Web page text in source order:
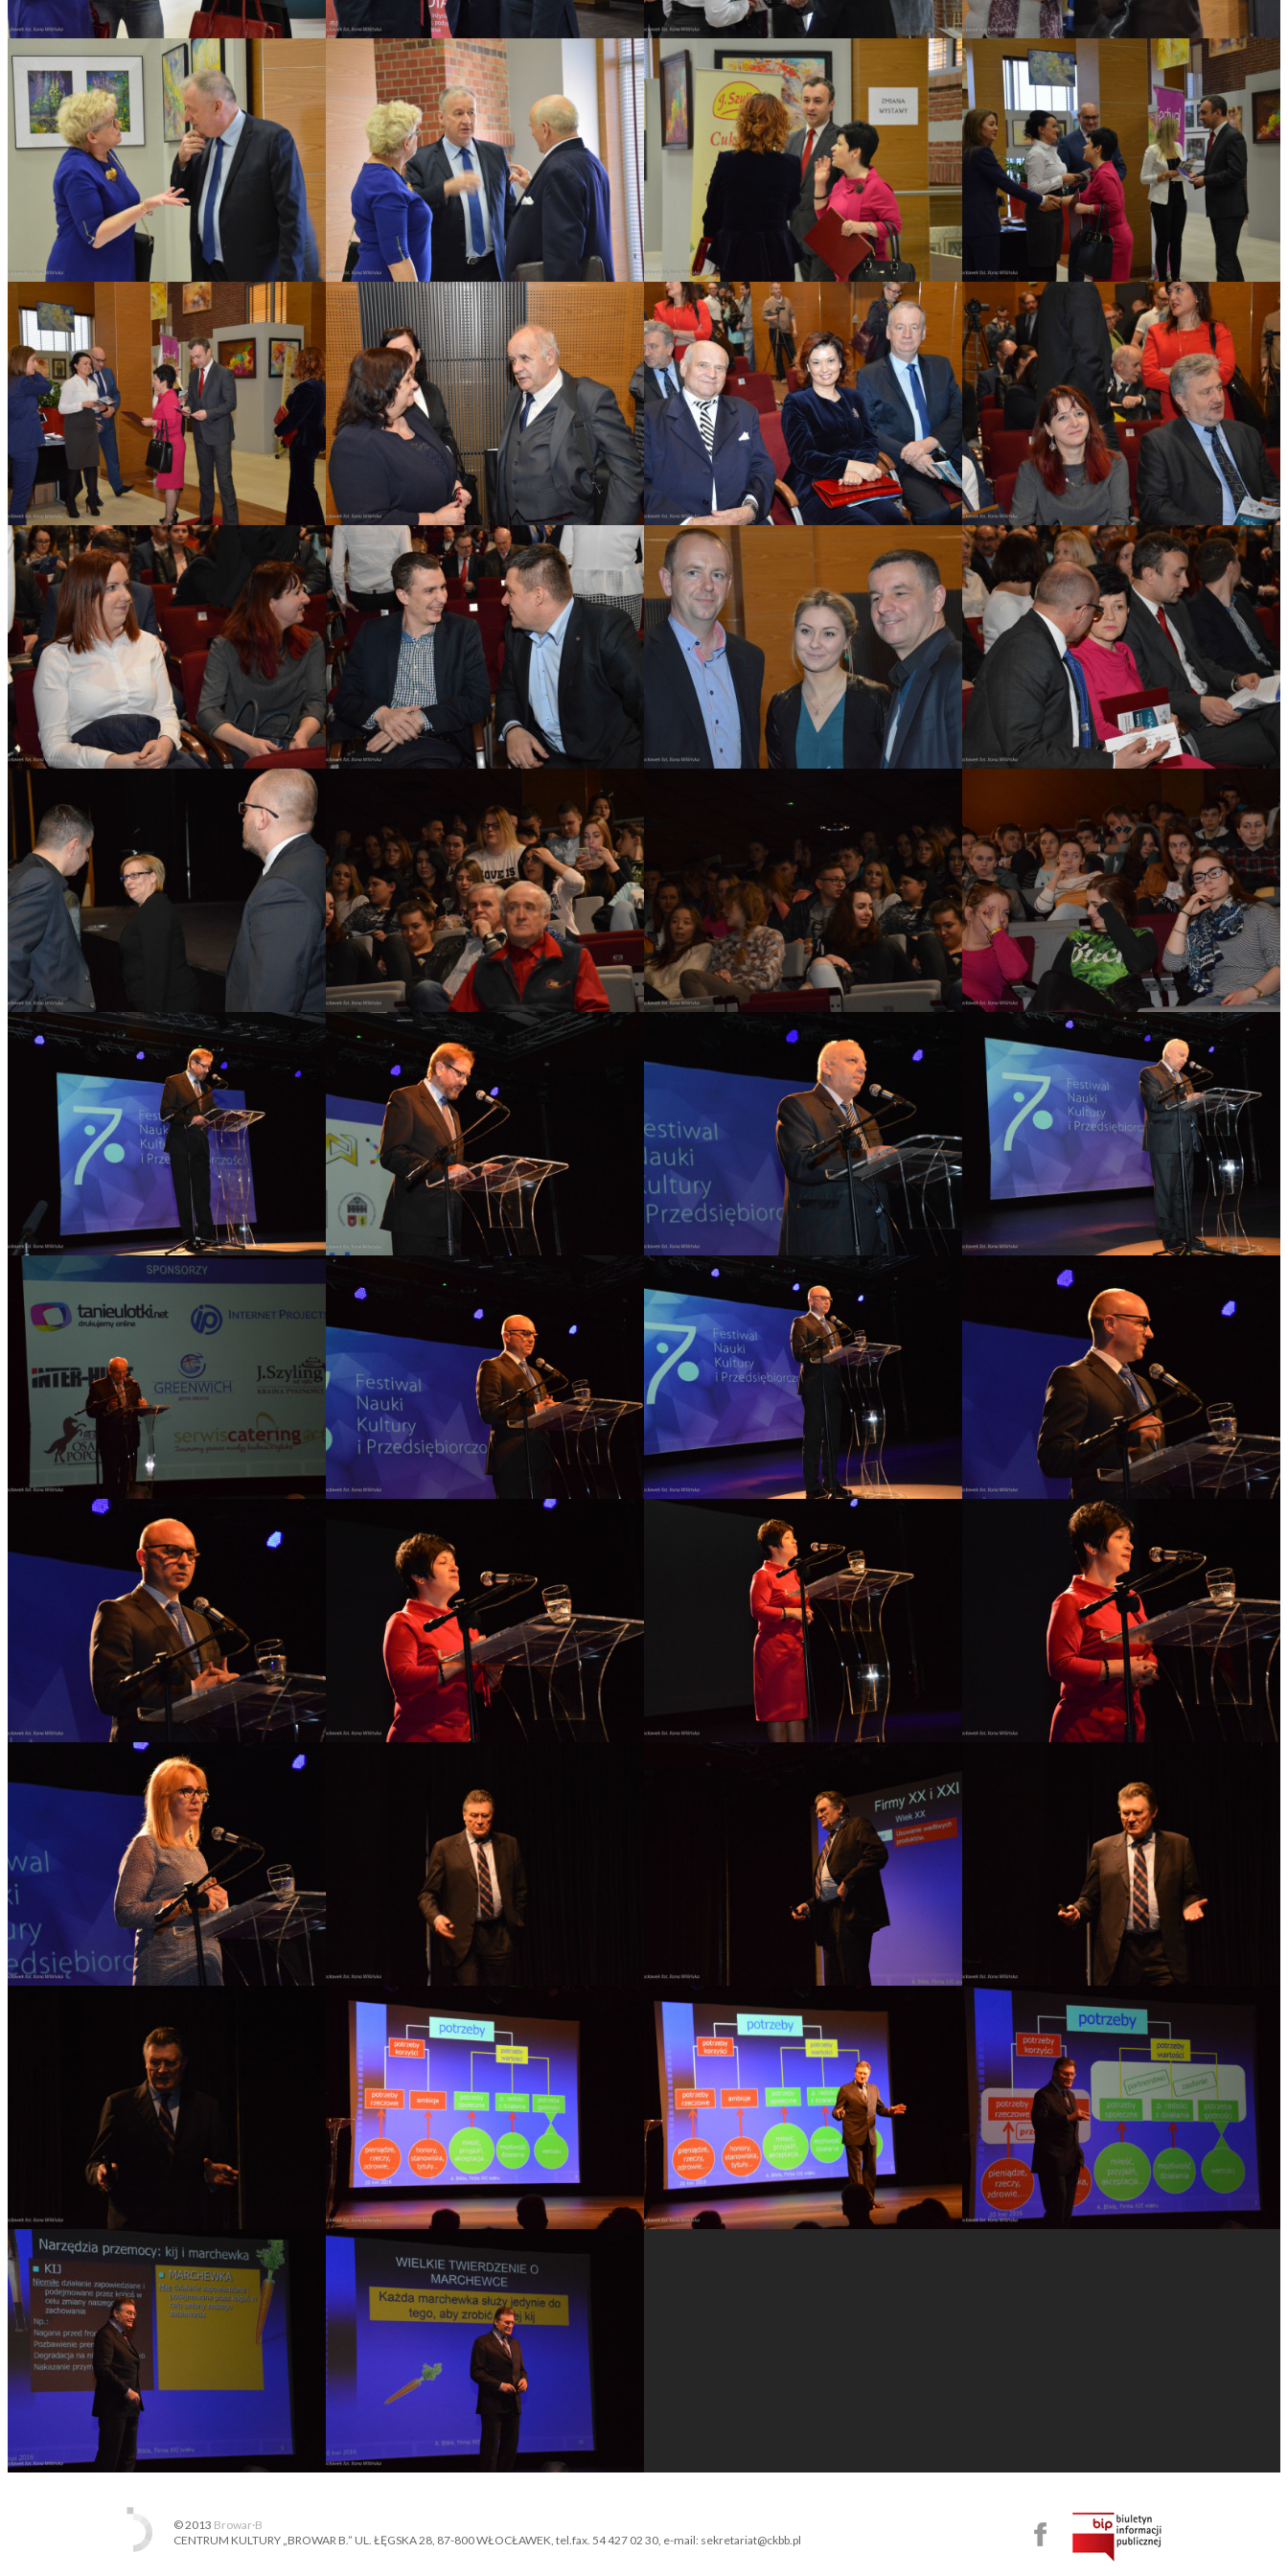
© 2013 Browar·B
CENTRUM KULTURY „BROWAR B.” UL. ŁĘGSKA 28, 87-800 WŁOCŁAWEK, tel.fax. 54 427 02 30, e-mail: sekretariat@ckbb.pl